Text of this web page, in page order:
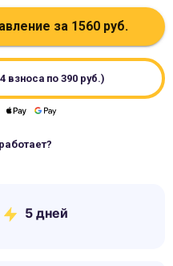
за 1560 руб.
взноса по 390руб.)
5 дней